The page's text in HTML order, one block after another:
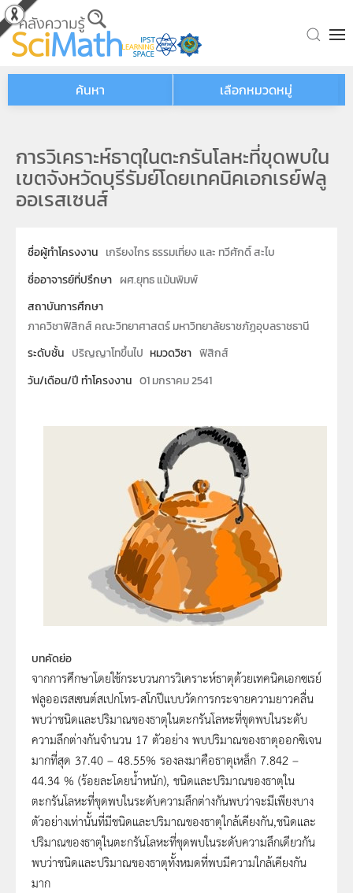
Skip to main content
ค้นหา เลือกหมวดหมู่
การวิเคราะห์ธาตุในตะกรันโลหะที่ขุดพบใน
เขตจังหวัดบุรีรัมย์โดยเทคนิคเอกเรย์ฟลู
ออเรสเซนส์
ชื่อผู้ทำโครงงาน เกรียงไกร ธรรมเที่ยง และ ทวีศักดิ์ สะไบ
ชื่ออาจารย์ที่ปรึกษา ผศ.ยุทธ แม้นพิมพ์
สถาบันการศึกษา
ภาควิชาฟิสิกส์ คณะวิทยาศาสตร์ มหาวิทยาลัยราชภัฏอุบลราชธานี
ระดับชั้น ปริญญาโทขึ้นไป หมวดวิชา ฟิสิกส์
วัน/เดือน/ปี ทำโครงงาน 01 มกราคม 2541
บทคัดย่อ
จากการศึกษาโดยใช้กระบวนการวิเคราะห์ธาตุด้วยเทคนิคเอกซเรย์
ฟลูออเรสเซนต์สเปกโทร-สโกปีแบบวัดการกระจายความยาวคลื่น
พบว่าชนิดและปริมาณของธาตุในตะกรันโลหะที่ขุดพบในระดับ
ความลึกต่างกันจำนวน 17 ตัวอย่าง พบปริมาณของธาตุออกซิเจน
มากที่สุด 37.40 – 48.55% รองลงมาคือธาตุเหล็ก 7.842 –
44.34 % (ร้อยละโดยน้ำหนัก), ชนิดและปริมาณของธาตุใน
ตะกรันโลหะที่ขุดพบในระดับความลึกต่างกันพบว่าจะมีเพียงบาง
ตัวอย่างเท่านั้นที่มีชนิดและปริมาณของธาตุใกล้เคียงกัน,ชนิดและ
ปริมาณของธาตุในตะกรันโลหะที่ขุดพบในระดับความลึกเดียวกัน
พบว่าชนิดและปริมาณของธาตุทั้งหมดที่พบมีความใกล้เคียงกัน
มาก